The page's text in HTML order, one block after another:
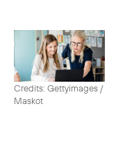
Credits: Gettyimages /
Maskot